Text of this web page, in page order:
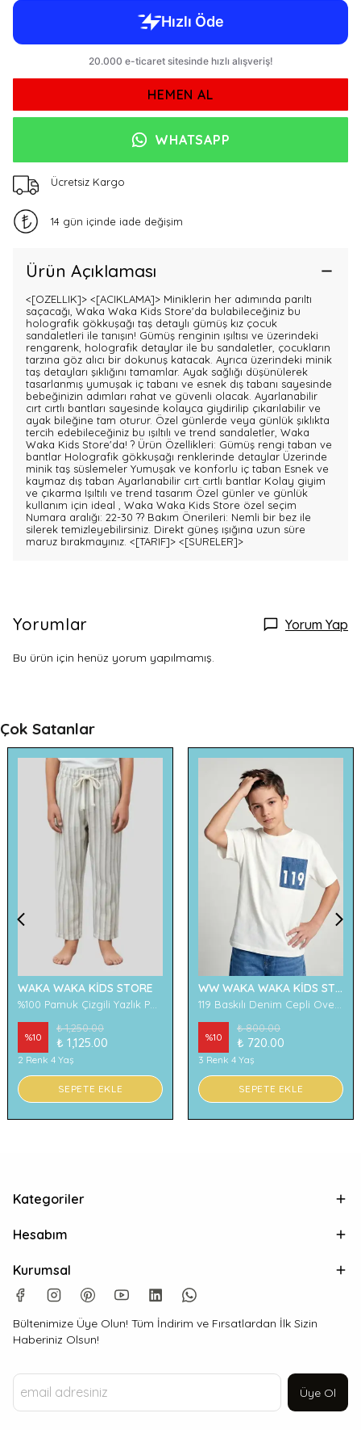
HEMEN AL
WHATSAPP
Ücretsiz Kargo
14 gün içinde iade değişim
Ürün Açıklaması
<[OZELLIK]> <[ACIKLAMA]> Miniklerin her adımında parıltı
saçacağı, Waka Waka Kids Store'da bulabileceğiniz bu
holografik gökkuşağı taş detaylı gümüş kız çocuk
sandaletleri ile tanışın! Gümüş renginin ışıltısı ve üzerindeki
rengarenk, holografik detaylar ile bu sandaletler, çocukların
tarzına göz alıcı bir dokunuş katacak. Ayrıca üzerindeki minik
taş detayları şıklığını tamamlar. Ayak sağlığı düşünülerek
tasarlanmış yumuşak iç tabanı ve esnek dış tabanı sayesinde
bebeğinizin adımları rahat ve güvenli olacak. Ayarlanabilir
cırt cırtlı bantları sayesinde kolayca giydirilip çıkarılabilir ve
ayak bileğine tam oturur. Özel günlerde veya günlük şıklıkta
tercih edebileceğiniz bu ışıltılı ve trend sandaletler, Waka
Waka Kids Store'da! ? Ürün Özellikleri: Gümüş rengi taban ve
bantlar Holografik gökkuşağı renklerinde detaylar Üzerinde
minik taş süslemeler Yumuşak ve konforlu iç taban Esnek ve
kaymaz dış taban Ayarlanabilir cırt cırtlı bantlar Kolay giyim
ve çıkarma Işıltılı ve trend tasarım Özel günler ve günlük
kullanım için ideal , Waka Waka Kids Store özel seçim
Numara aralığı: 22-30 ?? Bakım Önerileri: Nemli bir bez ile
silerek temizleyebilirsiniz. Direkt güneş ışığına uzun süre
maruz bırakmayınız. <[TARIF]> <[SURELER]>
Yorumlar Yorum Yap
Bu ürün için henüz yorum yapılmamış.
Çok Satanlar
WAKA WAKA KİDS STORE
%10
₺ 1,250.00
₺ 1,125.00
2 Renk 4 Yaş
SEPETE EKLE
WW WAKA WAKA KİDS STORE
%10
₺ 800.00
₺ 720.00
3 Renk 4 Yaş
SEPETE EKLE
Kategoriler
Hesabım
Kurumsal
Bültenimize Üye Olun! Tüm İndirim ve Fırsatlardan İlk Sizin
Haberiniz Olsun!
Üye Ol